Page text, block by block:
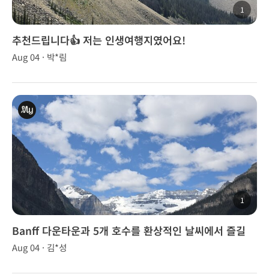
1
추천드립니다👍 저는 인생여행지였어요!
Aug 04 · 박*림
1
Banff 다운타운과 5개 호수를 환상적인 날씨에서 즐길
수 있었어요.
Aug 04 · 김*성